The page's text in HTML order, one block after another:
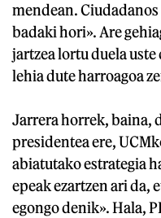
mendean.
badaki hori». Are
jartzea lortu duela
lehia dute harroagoa
Jarrera horrek, baina,
presidentea ere,
abiatutako estrategia
epeak ezartzen ari da,
egongo denik». Hala,